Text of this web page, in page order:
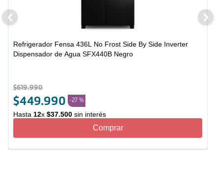
Refrigerador Fensa 436L No Frost Side By Side Inverter
Dispensador de Agua SFX440B Negro
$619.990
$449.990 -27 %
Hasta 12x $37.500 sin interés
Comprar